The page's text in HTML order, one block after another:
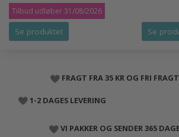
Tilbud udløber 31/08/2026
Se produktet Se
FRAGT FRA 35 KR OG FRI
1-2 DAGES LEVERING
VI PAKKER OG SENDER 365